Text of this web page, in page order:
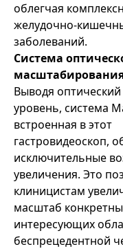
облегчая
желудочно-
заболеваний.
Система
Выводя
уровень, система
встроенная в этот
гастровидеоскоп,
исключительные
увеличения. Это
клиницистам
масштаб
интересующих
беспрецедентной